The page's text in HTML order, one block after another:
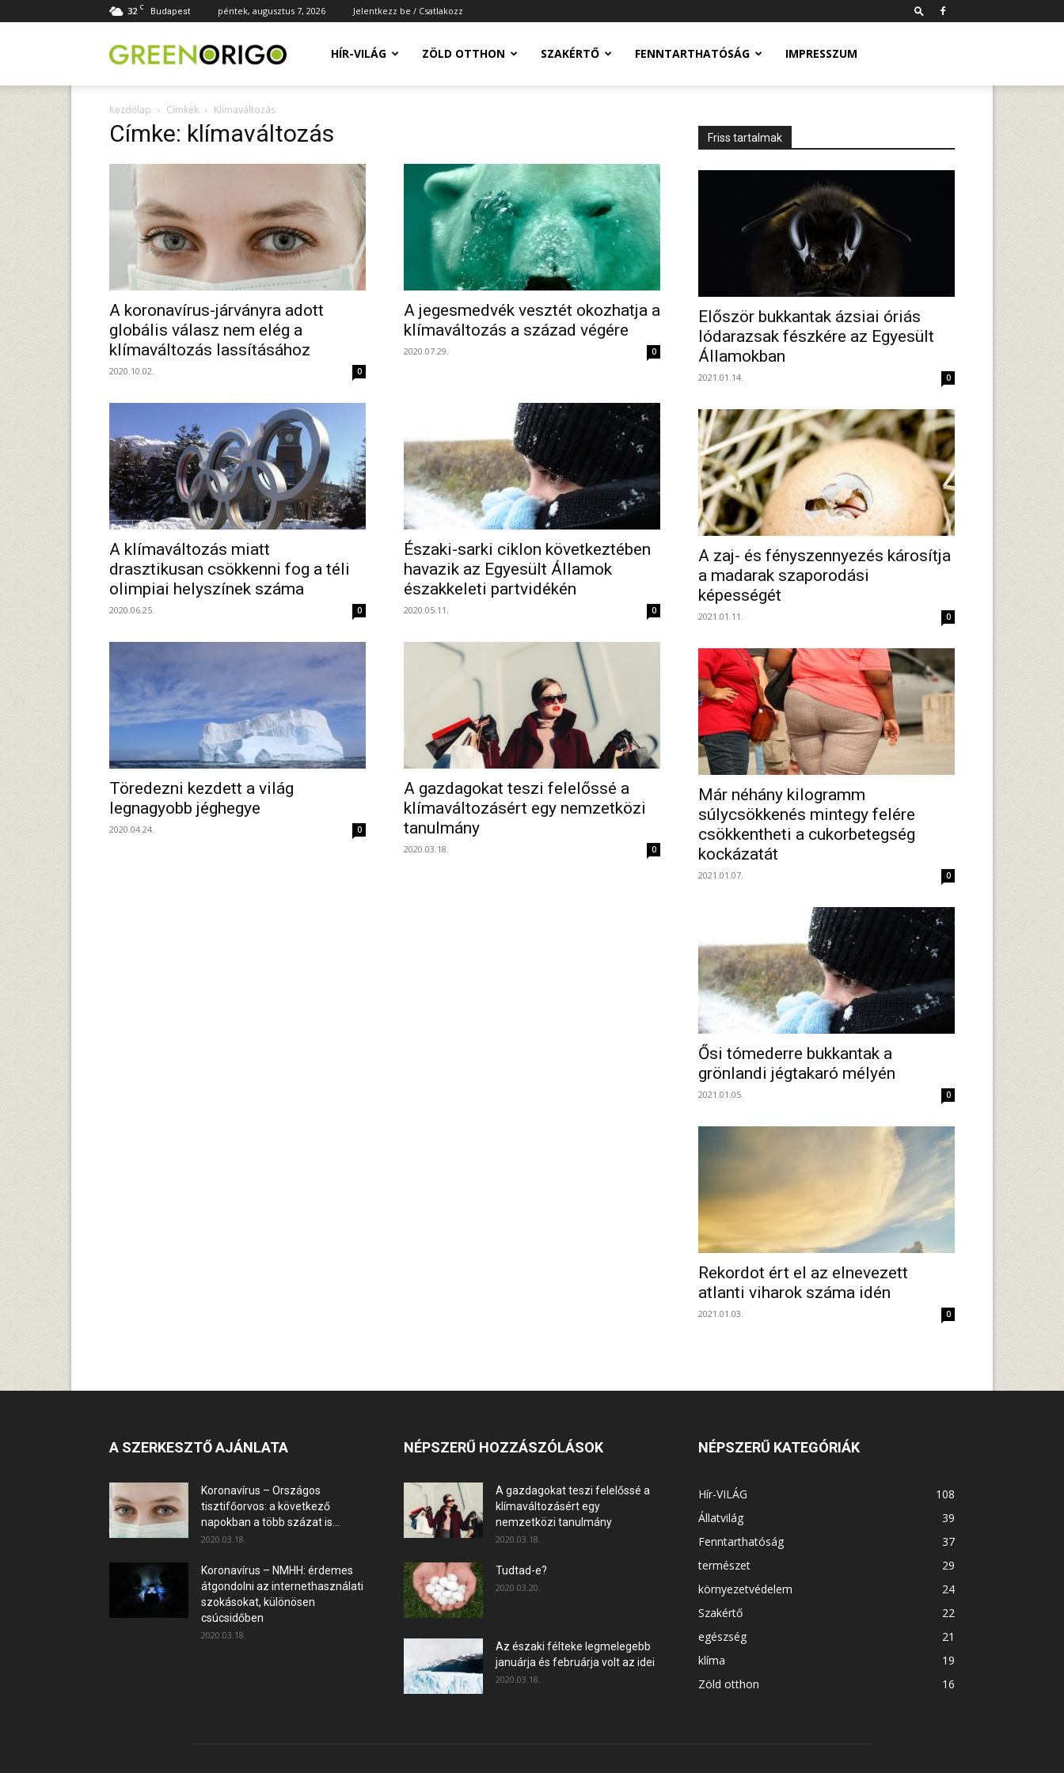
32 C Budapest péntek, augusztus 7, 2026 Jelentkezz be / Csatlakozz
Green HÍR-VILÁG ZÖLD OTTHON SZAKÉRTŐ FENNTARTHATÓSÁG IMPRESSZUM
Kezdőlap Címkék Klímaváltozás
Címke: klímaváltozás
A koronavírus-járványra adott
globális válasz nem elég a
klímaváltozás lassításához
2020.10.02. 0
A jegesmedvék vesztét okozhatja a
klímaváltozás a század végére
2020.07.29. 0
A klímaváltozás miatt
drasztikusan csökkenni fog a téli
olimpiai helyszínek száma
2020.06.25. 0
Északi-sarki ciklon következtében
havazik az Egyesült Államok
északkeleti partvidékén
2020.05.11. 0
Töredezni kezdett a világ
legnagyobb jéghegye
2020.04.24. 0
A gazdagokat teszi felelőssé a
klímaváltozásért egy nemzetközi
tanulmány
2020.03.18. 0
Friss tartalmak
Először bukkantak ázsiai óriás
lódarazsak fészkére az Egyesült
Államokban
2021.01.14. 0
A zaj- és fényszennyezés károsítja
a madarak szaporodási
képességét
2021.01.11. 0
Már néhány kilogramm
súlycsökkenés mintegy felére
csökkentheti a cukorbetegség
kockázatát
2021.01.07. 0
Ősi tómederre bukkantak a
grönlandi jégtakaró mélyén
2021.01.05. 0
Rekordot ért el az elnevezett
atlanti viharok száma idén
2021.01.03. 0
A SZERKESZTŐ AJÁNLATA
Koronavírus – Országos
tisztifőorvos: a következő
napokban a több százat is...
2020.03.18.
Koronavírus – NMHH: érdemes
átgondolni az internethasználati
szokásokat, különösen
csúcsidőben
2020.03.18.
NÉPSZERŰ HOZZÁSZÓLÁSOK
A gazdagokat teszi felelőssé a
klímaváltozásért egy
nemzetközi tanulmány
2020.03.18.
Tudtad-e?
2020.03.20.
Az északi félteke legmelegebb
januárja és februárja volt az idei
2020.03.18.
NÉPSZERŰ KATEGÓRIÁK
Hír-VILÁG
108
Állatvilág
39
Fenntarthatóság
37
természet
29
környezetvédelem
24
Szakértő
22
egészség
21
klíma
19
Zöld otthon
16